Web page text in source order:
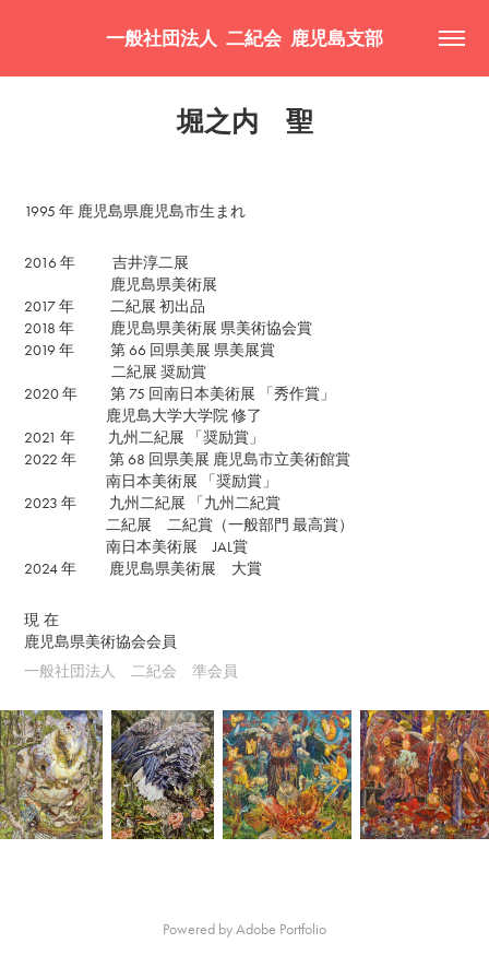
一般社団法人  二紀会  鹿児島支部
堀之内　聖
1995 年 鹿児島県鹿児島市生まれ
2016 年 吉井淳二展
鹿児島県美術展
2017 年 二紀展 初出品
2018 年 鹿児島県美術展 県美術協会賞
2019 年 第 66 回県美展 県美展賞
二紀展 奨励賞
2020 年 第 75 回南日本美術展 「秀作賞」
鹿児島大学大学院 修了
2021 年 九州二紀展 「奨励賞」
2022 年 第 68 回県美展 鹿児島市立美術館賞
南日本美術展 「奨励賞」
2023 年 九州二紀展 「九州二紀賞
二紀展 二紀賞（一般部門 最高賞）
南日本美術展 JAL賞
2024 年 鹿児島県美術展 大賞
現 在
鹿児島県美術協会会員
一般社団法人 二紀会 準会員
Powered byAdobe Portfolio